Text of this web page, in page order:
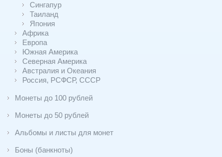
Сингапур
Таиланд
Япония
Африка
Европа
Южная Америка
Северная Америка
Австралия и Океания
Россия, РСФСР, СССР
Монеты до 100 рублей
Монеты до 50 рублей
Альбомы и листы для монет
Боны (банкноты)